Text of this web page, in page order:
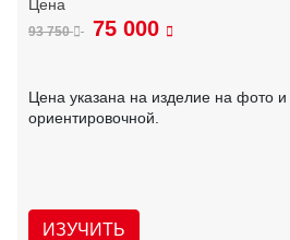
93 750 75 000
Цена указана на изделие на фото и
ориентировочной.
ИЗУЧИТЬ